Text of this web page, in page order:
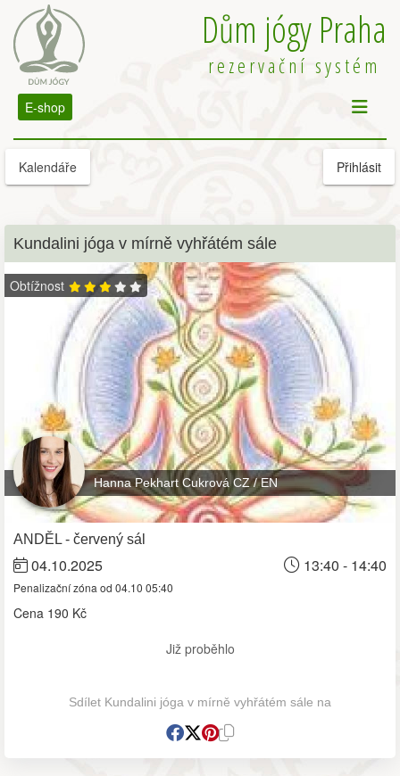
Dům jógy Praha
rezervační systém
E-shop
Kalendáře Přihlásit
Kundalini jóga v mírně vyhřátém sále
Obtížnost
Hanna Pekhart Cukrová CZ / EN
ANDĚL - červený sál
04.10.2025 13:40 - 14:40
Penalizační zóna od 04.10 05:40
Cena 190 Kč
Již proběhlo
Sdílet Kundalini jóga v mírně vyhřátém sále na